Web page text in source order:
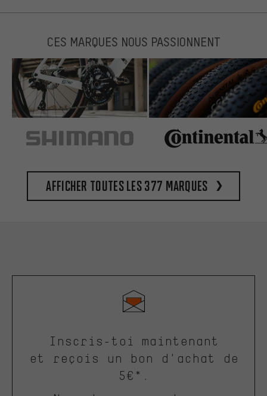
CES MARQUES NOUS PASSIONNENT
Afficher toutes les 377 marques
Inscris-toi maintenant
et reçois un bon d'achat de
5€*.